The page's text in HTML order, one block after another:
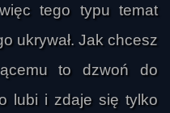
tego typu temat
ukrywał. Jak chcesz
to dzwoń do
lubi i zdaje się tylko